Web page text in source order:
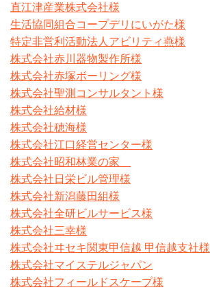
直江津産業株式会社様
生活協同組合コープデリにいがた様
特定非営利活動法人アビリティ燕様
株式会社赤川器物製作所様
株式会社赤塚ボーリング様
株式会社聖測コンサルタント様
株式会社給材様
株式会社穂海様
株式会社江口経営センター様
株式会社昭和林業の家
株式会社日栄ビル管理様
株式会社新潟藤田組様
株式会社全研ビルサービス様
株式会社三幸様
株式会社ヰセキ関東甲信越 甲信越支社様
株式会社マイステルジャパン
株式会社フィールドスケープ様